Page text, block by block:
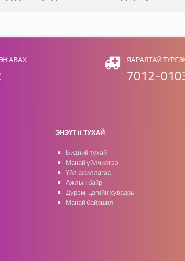
АВАХ ЯАРАЛТАЙ
7012-
ЭНЭҮТ II ТУХАЙ
Бидний тухай
Манай үйлчилгээ
Үйл ажиллагаа
Ажлын байр
Дүрэм, цагийн хуваарь
Манай байршил